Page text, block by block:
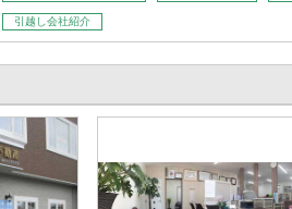
引越し会社紹介